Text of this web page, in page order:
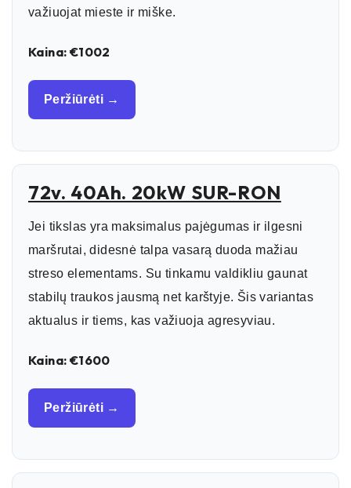
važiuojat mieste ir miške.
Kaina: €1002
Peržiūrėti →
72v. 40Ah. 20kW SUR-RON
Jei tikslas yra maksimalus pajėgumas ir ilgesni
maršrutai, didesnė talpa vasarą duoda mažiau
streso elementams. Su tinkamu valdikliu gaunat
stabilų traukos jausmą net karštyje. Šis variantas
aktualus ir tiems, kas važiuoja agresyviau.
Kaina: €1600
Peržiūrėti →